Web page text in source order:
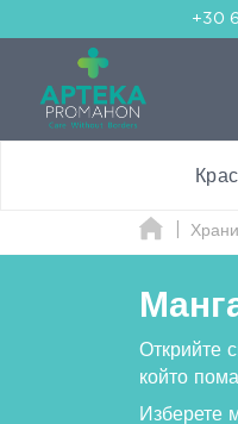
+30
Открийте
който
Изберете